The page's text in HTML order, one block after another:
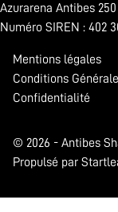
Azurarena Antibes
Numéro SIREN : 402
Mentions légales
Conditions
Confidentialité
© 2026 - Antibes
Propulsé par